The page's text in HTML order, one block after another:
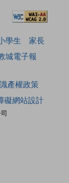
學生
家長
城電子報
產權政策
礙網站設計